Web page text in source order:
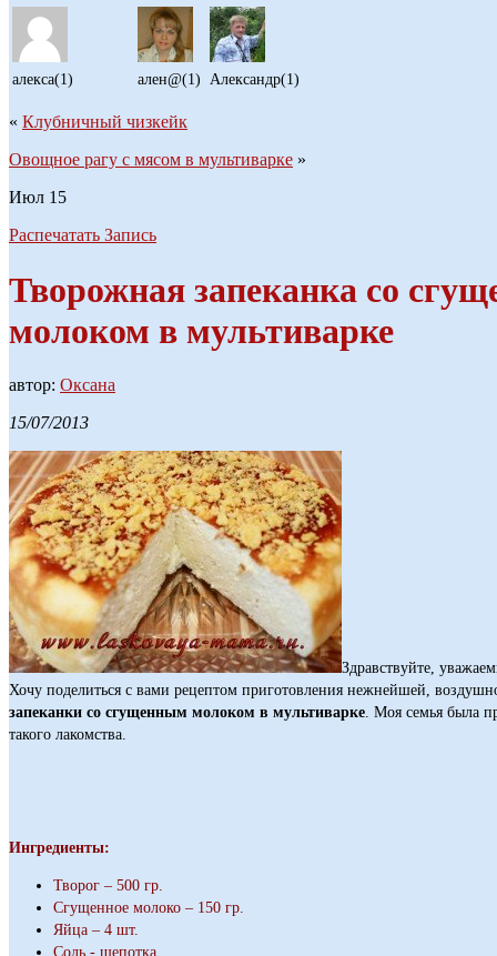
алекса(1) ален@(1) Александр(1)
« Клубничный чизкейк
Овощное рагу с мясом в мультиварке »
Июл 15
Распечатать Запись
Творожная запеканка со
молоком в мультиварке
автор: Оксана
15/07/2013
Здравствуйте,
Хочу поделиться с вами рецептом приготовления нежнейшей,
запеканки со сгущенным молоком в мультиварке. Моя семья была
такого лакомства.
Ингредиенты:
Творог – 500 гр.
Сгущенное молоко – 150 гр.
Яйца – 4 шт.
Соль - щепотка